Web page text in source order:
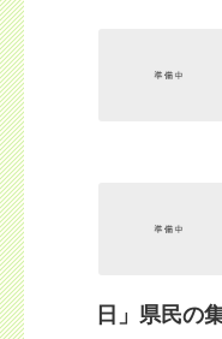
日」県民の